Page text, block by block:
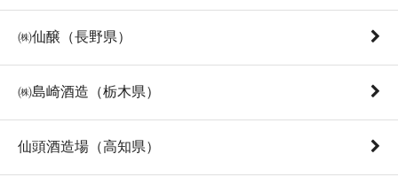
㈱仙醸（長野県）
㈱島崎酒造（栃木県）
仙頭酒造場（高知県）